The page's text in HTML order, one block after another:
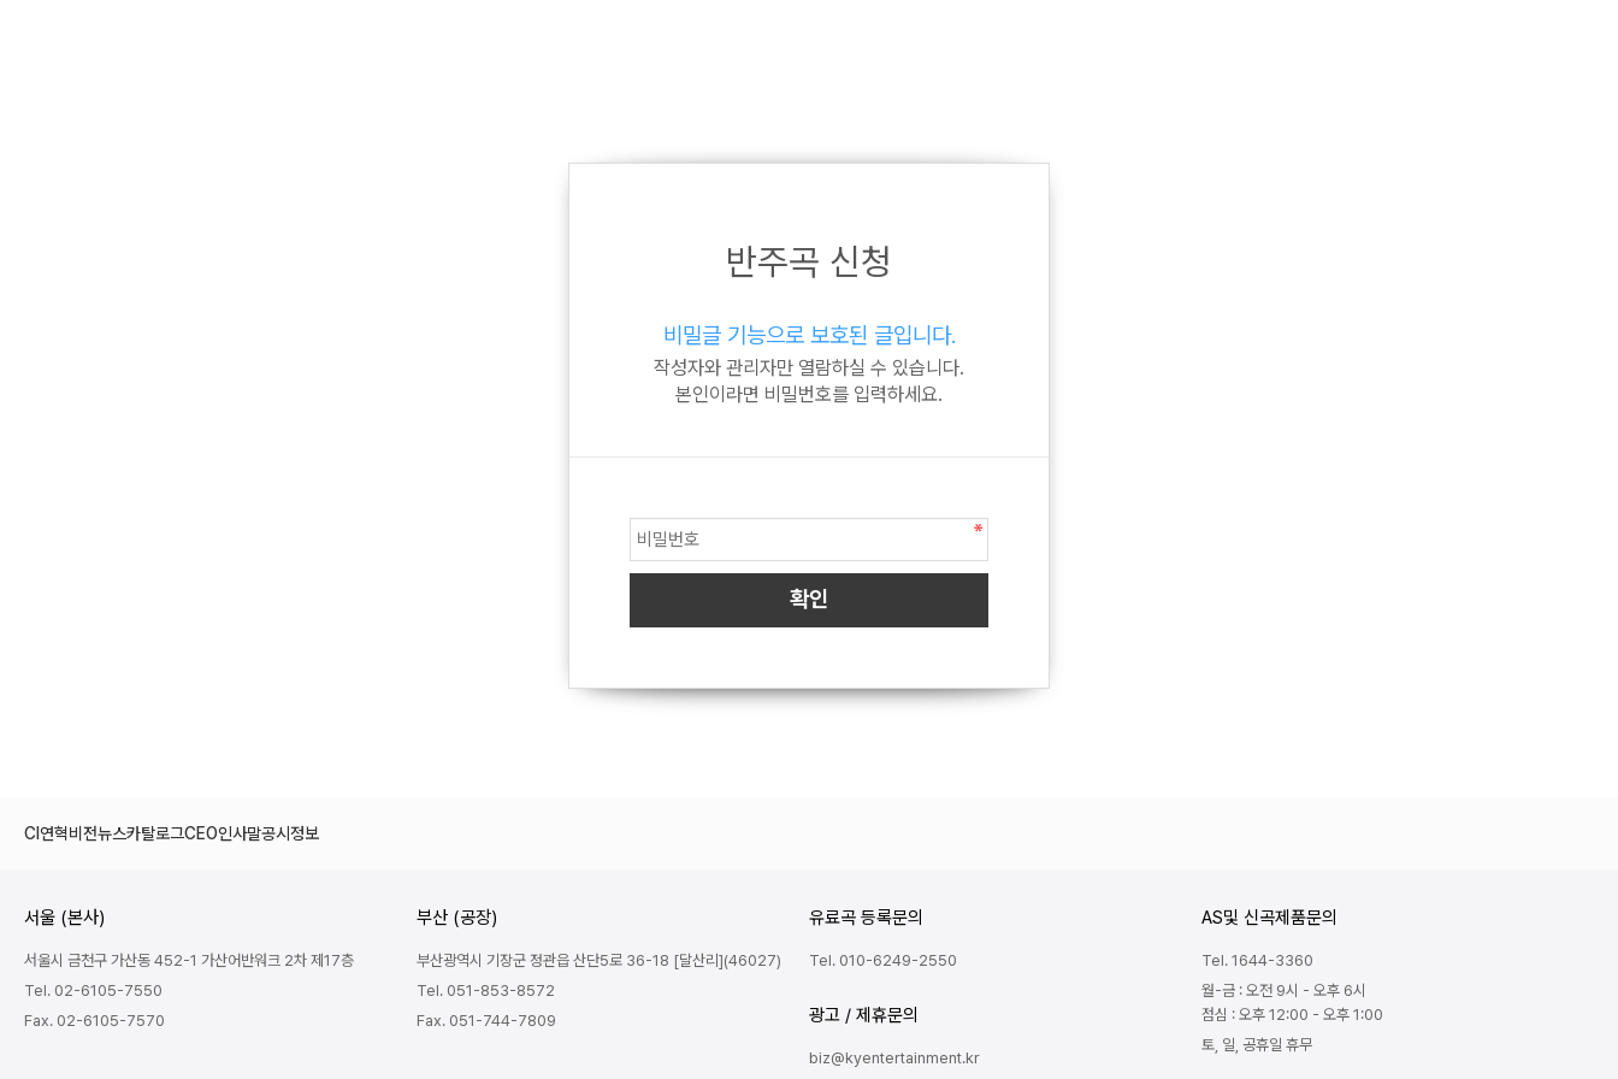
반주곡 신청
비밀글 기능으로 보호된 글입니다.
작성자와 관리자만 열람하실 수 있습니다.
본인이라면 비밀번호를 입력하세요.
CI연혁비전뉴스카탈로그CEO인사말공시정보
서울 (본사)
서울시 금천구 가산동 452-1 가산어반워크 2차 제17층
Tel. 02-6105-7550
Fax. 02-6105-7570
부산 (공장)
부산광역시 기장군 정관읍 산단5로 36-18 [달산리](46027)
Tel. 051-853-8572
Fax. 051-744-7809
유료곡 등록문의
Tel. 010-6249-2550
광고 / 제휴문의
biz@kyentertainment.kr
AS및 신곡제품문의
Tel. 1644-3360
월-금 : 오전 9시 - 오후 6시
점심 : 오후 12:00 - 오후 1:00
토, 일, 공휴일 휴무